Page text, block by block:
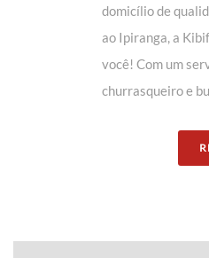
domicílio de
ao Ipiranga, a
você! Com um
churrasqueiro e